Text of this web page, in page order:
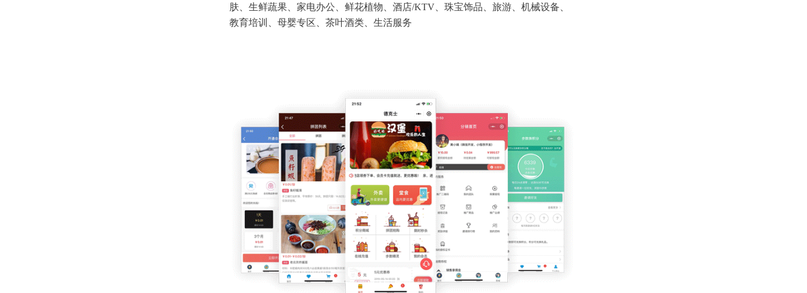
肤、生鲜蔬果、家电办公、鲜花植物、酒店/KTV、珠宝饰品、旅游、机械设备、
教育培训、母婴专区、茶叶酒类、生活服务